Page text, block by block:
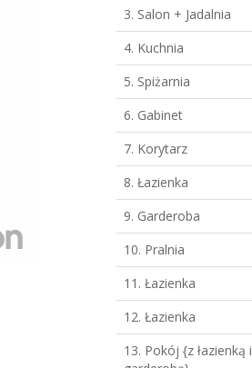
3. Salon + Jadalnia
4. Kuchnia
5. Spiżarnia
6. Gabinet
7. Korytarz
8. Łazienka
9. Garderoba
10. Pralnia
11. Łazienka
12. Łazienka
13. Pokój {z łazienką i